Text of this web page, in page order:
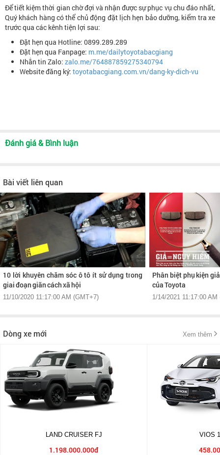
Để tiết kiệm thời gian chờ đợi và nhận được sự phục vụ chu đáo nhất,
Quý khách hàng có thể chủ động đặt lịch hẹn bảo dưỡng, kiểm tra xe
trước qua các kênh tiện lợi sau:
Đặt hẹn qua Hotline: 0899.289.289
Đặt hẹn qua Fanpage: m.me/dailytoyotabacgiang
Nhắn tin Zalo: zalo.me/764887859275340794
Website đăng ký: toyotabacgiang.com.vn/dang-ky-dich-vu
Đánh giá & Bình luận
Bài viết liên quan
10 lời khuyên chăm sóc ô tô ít sử dụng trong
giai đoạn giãn cách xã hội
11/10/2020 11:17:00 AM (GMT+7)
Phân biệt phụ kiện
của Toyota
1/14/2021 11:17:00 AM
Dòng xe mới Xem thêm
LAND CRUISER FJ
1.198.000.000đ
VIOS